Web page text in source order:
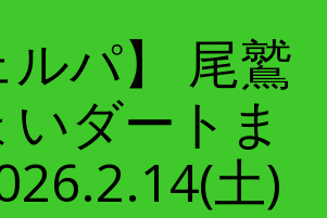
ルパ】 尾鷲
ダートま
土)